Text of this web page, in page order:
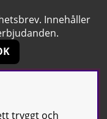
Innehåller
tryggt och